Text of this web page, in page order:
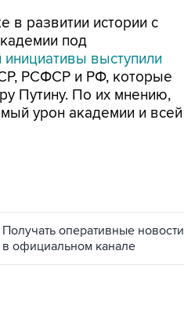
в развитии истории с
под
инициативы выступили
РСФСР и РФ, которые
Путину. По их мнению,
урон академии и всей
Получать оперативные новости
в официальном канале